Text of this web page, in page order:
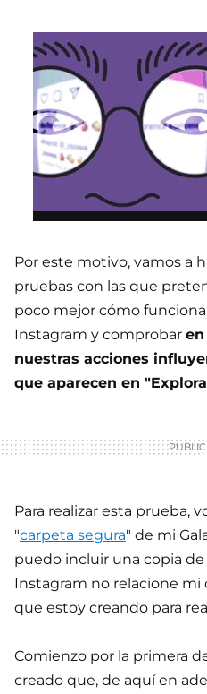
Por este motivo, vamos a
pruebas con las que
poco mejor cómo
Instagram y comprobar
nuestras acciones
que aparecen en
Para realizar esta prueba,
"carpeta segura" de mi
puedo incluir una copia
Instagram no relacione mi
que estoy creando para
Comienzo por la primera
creado que, de aquí en